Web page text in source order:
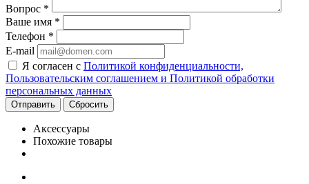
Вопрос *
Ваше имя *
Телефон *
E-mail
Я согласен с Политикой конфиденциальности,
Пользовательским соглашением и Политикой обработки
персональных данных
Сбросить
Аксессуары
Похожие товары